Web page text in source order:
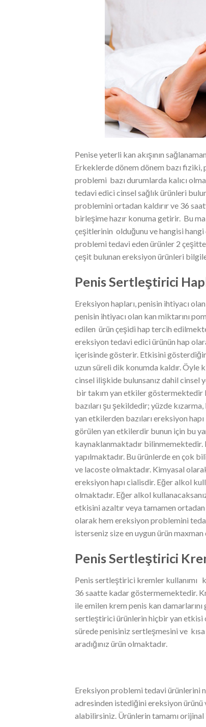
Penise yeterli kan akışının
Erkeklerde dönem dönem bazı fiziki,
problemi bazı durumlarda kalıcı
tedavi edici cinsel sağlık ürünleri
problemini ortadan kaldırır ve 36
birleşime hazır konuma getirir. Bu
çeşitlerinin olduğunu ve hangisi
problemi tedavi eden ürünler 2
çeşit bulunan ereksiyon ürünleri
Penis Sertleştirici
Ereksiyon hapları, penisin ihtiyacı
penisin ihtiyacı olan kan miktarını
edilen ürün çeşidi hap tercih
ereksiyon tedavi edici ürünün hap
içerisinde gösterir. Etkisini
uzun süreli dik konumda kaldır. Öyle
cinsel ilişkide bulunsanız dahil
bir takım yan etkiler göstermektedir
bazıları şu şekildedir; yüzde
yan etkilerden bazıları ereksiyon
görülen yan etkilerdir bunun için bu
kaynaklanmaktadır
yapılmaktadır. Bu ürünlerde en çok
ve lacoste olmaktadır. Kimyasal
ereksiyon hapı cialisdir. Eğer alkol
olmaktadır. Eğer alkol
etkisini azaltır veya tamamen
olarak hem ereksiyon problemini
isterseniz size en uygun ürün
Penis Sertleştirici
Penis sertleştirici kremler kullanımı
36 saatte kadar göstermemektedir.
ile emilen krem penis kan
sertleştirici ürünlerin hiçbir yan etkisi
sürede penisiniz sertleşmesini ve
aradığınız ürün olmaktadır.
Ereksiyon problemi tedavi ürünlerini
adresinden istediğini ereksiyon
alabilirsiniz. Ürünlerin tamamı